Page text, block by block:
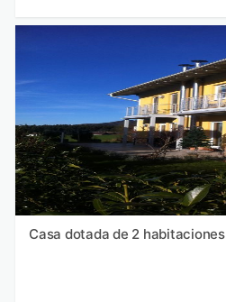
Casa dotada de 2 habitaciones